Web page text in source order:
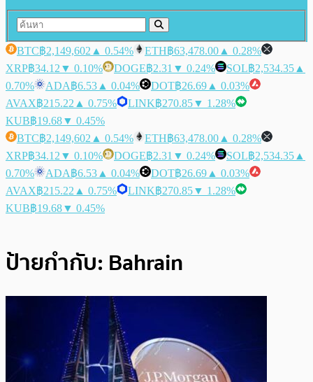
BTC฿2,149,602 ▲ 0.54% ETH฿63,478.00 ▲ 0.28%
XRP฿34.12 ▼ 0.10% DOGE฿2.31 ▼ 0.24% SOL฿2,534.35 ▲
0.70%
ADA฿6.53 ▲ 0.04% DOT฿26.69 ▲ 0.03%
AVAX฿215.22 ▲ 0.75% LINK฿270.85▼ 1.28%
KUB฿19.68▼ 0.45%
BTC฿2,149,602 ▲ 0.54% ETH฿63,478.00 ▲ 0.28%
XRP฿34.12 ▼ 0.10% DOGE฿2.31 ▼ 0.24% SOL฿2,534.35 ▲
0.70%
ADA฿6.53 ▲ 0.04% DOT฿26.69 ▲ 0.03%
AVAX฿215.22 ▲ 0.75% LINK฿270.85▼ 1.28%
KUB฿19.68▼ 0.45%
ป้ายกำกับ: Bahrain